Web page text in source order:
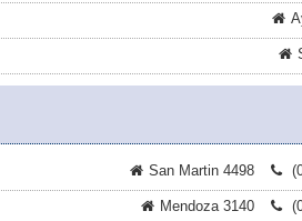
San Martin 4498
Mendoza 3140